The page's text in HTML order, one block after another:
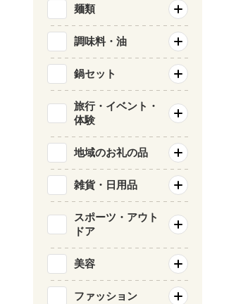
麺類
調味料・油
鍋セット
旅行・イベント・
体験
地域のお礼の品
雑貨・日用品
スポーツ・アウト
ドア
美容
ファッション